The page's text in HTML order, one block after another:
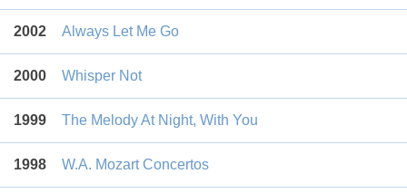
2002 Always Let Me Go
2000 Whisper Not
1999 The Melody At Night, With You
1998 W.A. Mozart Concertos